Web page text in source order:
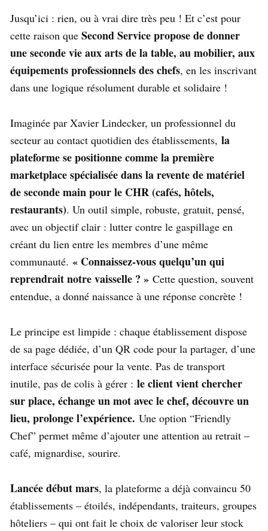
Jusqu’ici : rien, ou à vrai dire très peu ! Et c’est pour
cette raison que Second Service propose de donner
une seconde vie aux arts de la table, au mobilier, aux
équipements professionnels des chefs, en les inscrivant
dans une logique résolument durable et solidaire !
Imaginée par Xavier Lindecker, un professionnel du
secteur au contact quotidien des établissements, la
plateforme se positionne comme la première
marketplace spécialisée dans la revente de matériel
de seconde main pour le CHR (cafés, hôtels,
restaurants). Un outil simple, robuste, gratuit, pensé,
avec un objectif clair : lutter contre le gaspillage en
créant du lien entre les membres d’une même
communauté. « Connaissez-vous quelqu’un qui
reprendrait notre vaisselle ? » Cette question, souvent
entendue, a donné naissance à une réponse concrète !
Le principe est limpide : chaque établissement dispose
de sa page dédiée, d’un QR code pour la partager, d’une
interface sécurisée pour la vente. Pas de transport
inutile, pas de colis à gérer : le client vient chercher
sur place, échange un mot avec le chef, découvre un
lieu, prolonge l’expérience. Une option “Friendly
Chef” permet même d’ajouter une attention au retrait –
café, mignardise, sourire.
Lancée début mars, la plateforme a déjà convaincu 50
établissements – étoilés, indépendants, traiteurs, groupes
hôteliers – qui ont fait le choix de valoriser leur stock